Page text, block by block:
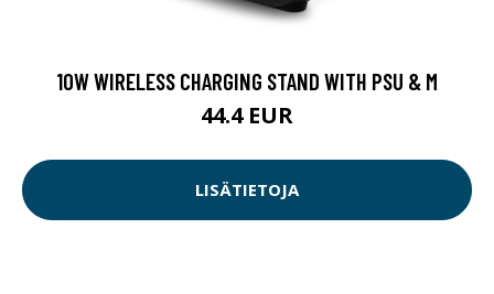
10W WIRELESS CHARGING STAND WITH PSU & M
44.4 EUR
LISÄTIETOJA